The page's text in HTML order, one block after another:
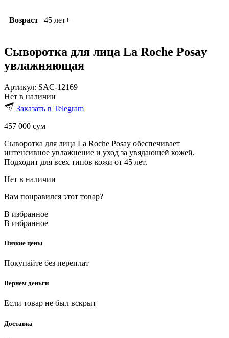
Возраст 45 лет+
Сыворотка для лица La Roche Posay
увлажняющая
Артикул: SAC-12169
Нет в наличии
Заказать в Telegram
457 000 сум
Сыворотка для лица La Roche Posay обеспечивает
интенсивное увлажнение и уход за увядающей кожей.
Подходит для всех типов кожи от 45 лет.
Нет в наличии
Вам понравился этот товар?
В избранное
В избранное
Низкие цены
Покупайте без переплат
Вернем деньги
Если товар не был вскрыт
Доставка